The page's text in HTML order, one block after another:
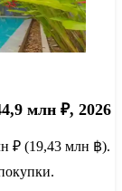
млн ₽, 2026
₽ (19,43 млн ฿).